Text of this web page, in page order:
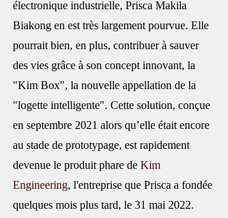
électronique industrielle, Prisca Makila
Biakong en est très largement pourvue. Elle
pourrait bien, en plus, contribuer à sauver
des vies grâce à son concept innovant, la
"Kim Box", la nouvelle appellation de la
"logette intelligente". Cette solution, conçue
en septembre 2021 alors qu’elle était encore
au stade de prototypage, est rapidement
devenue le produit phare de Kim
Engineering, l'entreprise que Prisca a fondée
quelques mois plus tard, le 31 mai 2022.